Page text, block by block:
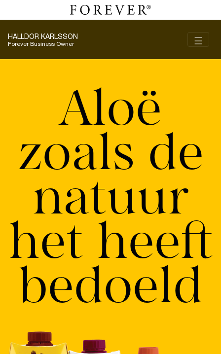
HALLDOR KARLSSON
Forever Business Owner ☰
Aloë
zoals de
natuur
het heeft
bedoeld